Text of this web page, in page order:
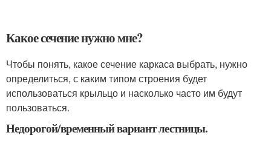
Какое сечение нужно мне?
Чтобы понять, какое сечение каркаса выбрать, нужно
определиться, с каким типом строения будет
использоваться крыльцо и насколько часто им будут
пользоваться.
Недорогой/временный вариант лестницы.